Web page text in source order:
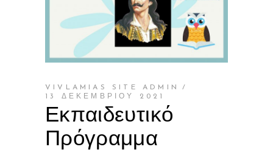
VIVLAMIAS SITE ADMIN
13 ΔΕΚΕΜΒΡΊΟΥ 2021
Εκπαιδευτικό
Πρόγραμμα